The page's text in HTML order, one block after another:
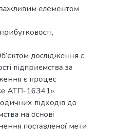
елементом
дослідження є
підприємства за
є процес
АТП-16341».
підходів до
на основі
поставленої мети